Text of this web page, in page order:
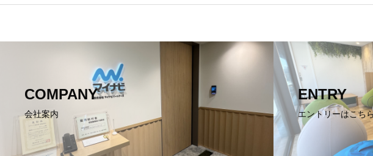
COMPANY
会社案内
ENTRY
エントリーはこち